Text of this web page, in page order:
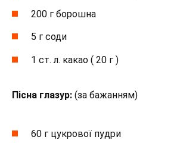
200 г борошна
5 г соди
1 ст. л. какао ( 20 г )
Пісна глазур: (за бажанням)
60 г цукрової пудри